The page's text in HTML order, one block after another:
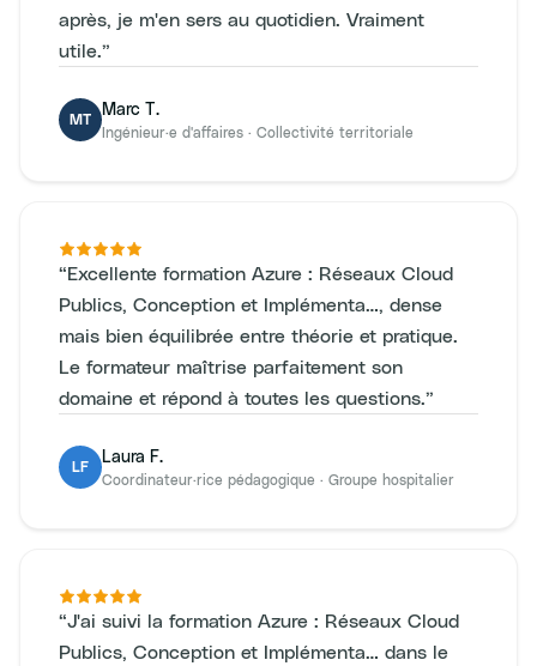
après, je m'en sers au quotidien. Vraiment
utile.”
MT
Marc T.
Ingénieur·e d'affaires · Collectivité territoriale
“Excellente formation Azure : Réseaux Cloud
Publics, Conception et Implémenta…, dense
mais bien équilibrée entre théorie et pratique.
Le formateur maîtrise parfaitement son
domaine et répond à toutes les questions.”
LF
Laura F.
Coordinateur·rice pédagogique · Groupe hospitalier
“J'ai suivi la formation Azure : Réseaux Cloud
Publics, Conception et Implémenta… dans le